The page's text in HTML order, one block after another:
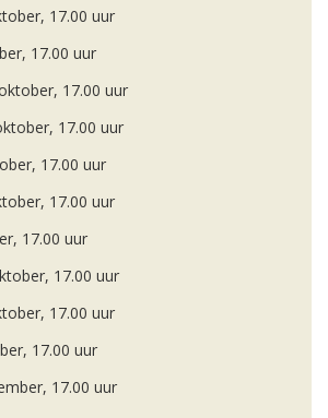
17.00 uur
17.00 uur
17.00 uur
17.00 uur
17.00 uur
17.00 uur
17.00 uur
17.00 uur
17.00 uur
17.00 uur
17.00 uur